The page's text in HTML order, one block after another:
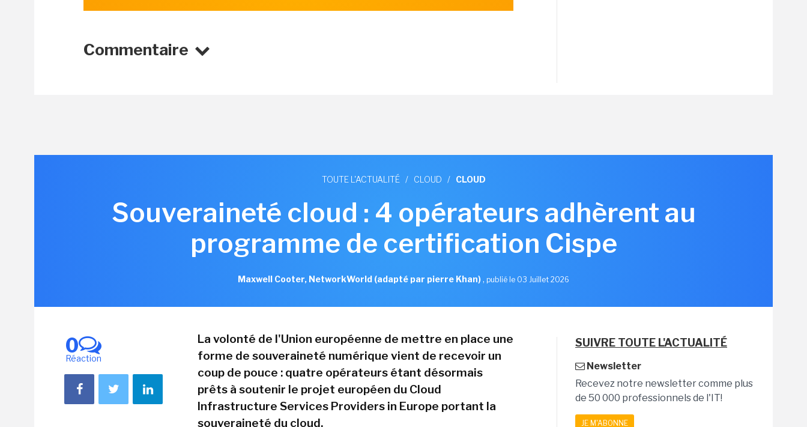
Commentaire
TOUTE L'ACTUALITÉ / CLOUD / CLOUD
Souveraineté cloud : 4 opérateurs adhèrent au
programme de certification Cispe
Maxwell Cooter, NetworkWorld (adapté par pierre Khan), publié le 03 Juillet 2026
0
Réaction
La volonté de l'Union européenne de mettre en place une
forme de souveraineté numérique vient de recevoir un
coup de pouce : quatre opérateurs étant désormais
prêts à soutenir le projet européen du Cloud
Infrastructure Services Providers in Europe portant la
souveraineté du cloud.
SUIVRE TOUTE L'ACTUALITÉ
Newsletter
Recevez notre newsletter comme plus
de 50 000 professionnels de l'IT!
JE M'ABONNE